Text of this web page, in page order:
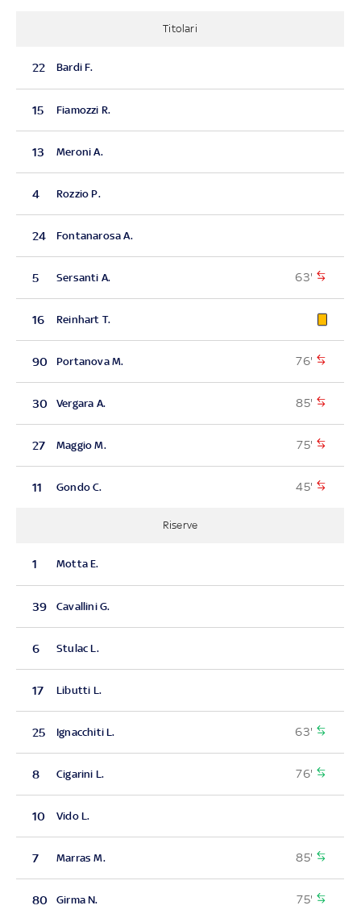
Titolari
22 Bardi F.
15 Fiamozzi R.
13 Meroni A.
4 Rozzio P.
24 Fontanarosa A.
5 Sersanti A. 63'
16 Reinhart T.
90 Portanova M. 76'
30 Vergara A. 85'
27 Maggio M. 75'
11 Gondo C. 45'
Riserve
1 Motta E.
39 Cavallini G.
6 Stulac L.
17 Libutti L.
25 Ignacchiti L. 63'
8 Cigarini L. 76'
10 Vido L.
7 Marras M. 85'
80 Girma N. 75'